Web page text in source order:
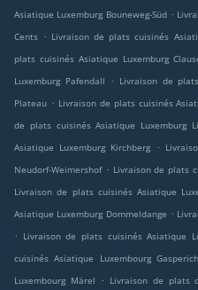
Asiatique Luxemburg Bouneweg-Süd .
Cents . Livraison de plats cuisinés
plats cuisinés Asiatique Luxemburg
Luxemburg Pafendall
. Livraison de
Plateau . Livraison de plats cuisinés
de plats cuisinés Asiatique Luxemburg
Asiatique Luxemburg Kirchberg
.
Neudorf-Weimershof . Livraison de plats
Livraison de plats cuisinés Asiatique
Asiatique Luxemburg Dommeldange .
. Livraison de plats cuisinés Asiatique
cuisinés Asiatique Luxembourg Gasperich
Luxembourg Märel
. Livraison de plats